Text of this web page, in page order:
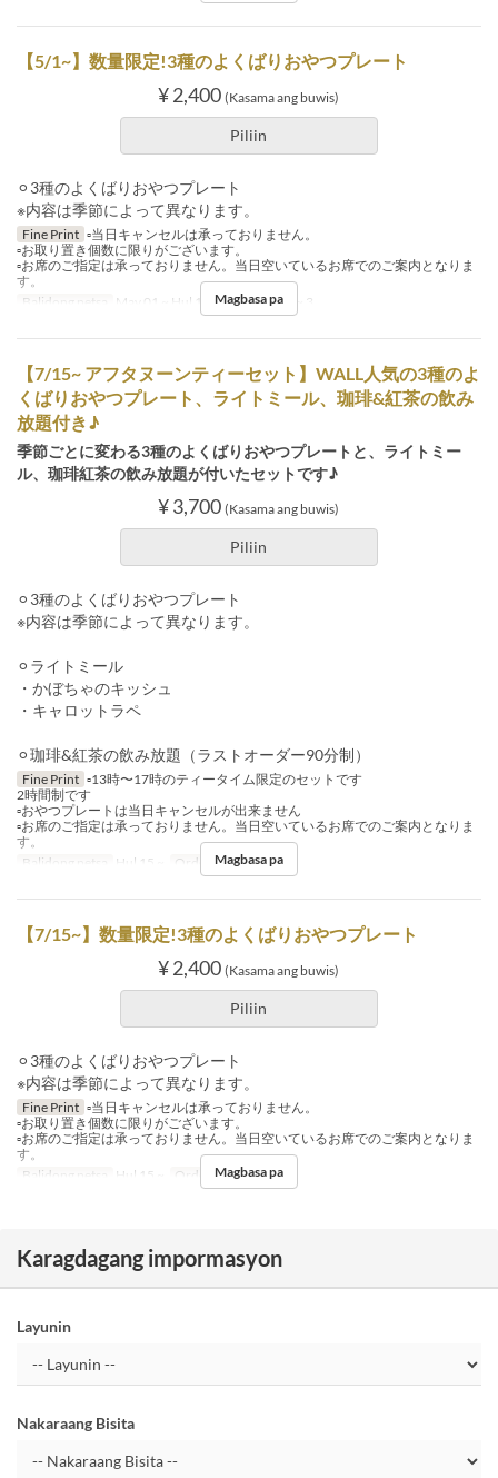
【5/1~】数量限定!3種のよくばりおやつプレート
¥ 2,400 (Kasama ang buwis)
Piliin
⚪︎3種のよくばりおやつプレート
※内容は季節によって異なります。
Fine Print ▫️当日キャンセルは承っておりません。
▫️お取り置き個数に限りがございます。
▫️お席のご指定は承っておりません。当日空いているお席でのご案内となりま
す。
Balidong petsa
May 01 ~ Hul 13 Order Limit ~ 3
Magbasa pa
【7/15~ アフタヌーンティーセット】WALL人気の3種のよ
くばりおやつプレート、ライトミール、珈琲&紅茶の飲み
放題付き♪
季節ごとに変わる3種のよくばりおやつプレートと、ライトミー
ル、珈琲紅茶の飲み放題が付いたセットです♪
¥ 3,700 (Kasama ang buwis)
Piliin
⚪︎3種のよくばりおやつプレート
※内容は季節によって異なります。
⚪︎ライトミール
・かぼちゃのキッシュ
・キャロットラペ
⚪︎珈琲&紅茶の飲み放題（ラストオーダー90分制）
Fine Print ▫️13時〜17時のティータイム限定のセットです
2時間制です
▫️おやつプレートは当日キャンセルが出来ません
▫️お席のご指定は承っておりません。当日空いているお席でのご案内となりま
す。
Balidong petsa
Hul 15 ~ Order Limit ~ 2
Magbasa pa
【7/15~】数量限定!3種のよくばりおやつプレート
¥ 2,400 (Kasama ang buwis)
Piliin
⚪︎3種のよくばりおやつプレート
※内容は季節によって異なります。
Fine Print ▫️当日キャンセルは承っておりません。
▫️お取り置き個数に限りがございます。
▫️お席のご指定は承っておりません。当日空いているお席でのご案内となりま
す。
Balidong petsa
Hul 15 ~ Order Limit ~ 3
Magbasa pa
Karagdagang impormasyon
Layunin
Nakaraang Bisita